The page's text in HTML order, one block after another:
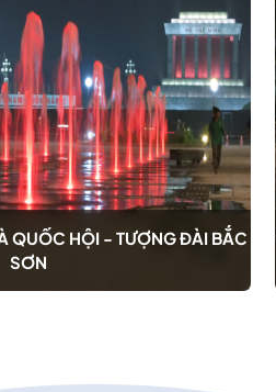
QUỐC HỘI - TƯỢNG ĐÀI BẮC
SƠN